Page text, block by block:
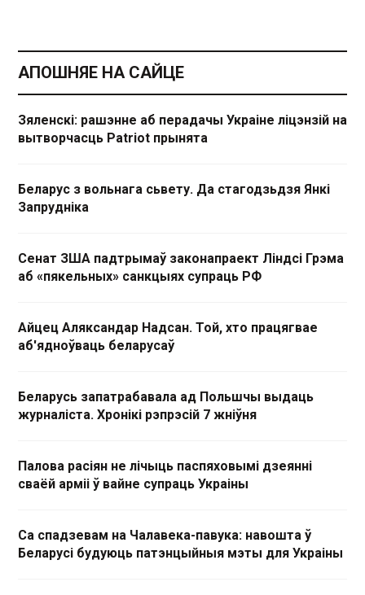
АПОШНЯЕ НА САЙЦЕ
Зяленскі: рашэнне аб перадачы Украіне ліцэнзій на
вытворчасць Patriot прынята
Беларус з вольнага сьвету. Да стагодзьдзя Янкі
Запрудніка
Сенат ЗША падтрымаў законапраект Ліндсі Грэма
аб «пякельных» санкцыях супраць РФ
Айцец Аляксандар Надсан. Той, хто працягвае
аб'ядноўваць беларусаў
Беларусь запатрабавала ад Польшчы выдаць
журналіста. Хронікі рэпрэсій 7 жніўня
Палова расіян не лічыць паспяховымі дзеянні
сваёй арміі ў вайне супраць Украіны
Са спадзевам на Чалавека-павука: навошта ў
Беларусі будуюць патэнцыйныя мэты для Украіны